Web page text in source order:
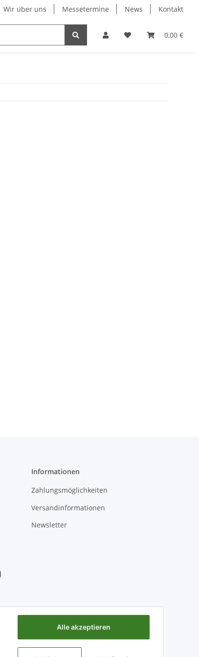
Wir über uns Messetermine News Kontakt
0,00 €
Stromversorgung
Informationen
Zahlungsmöglichkeiten
Versandinformationen
Newsletter
Alle akzeptieren